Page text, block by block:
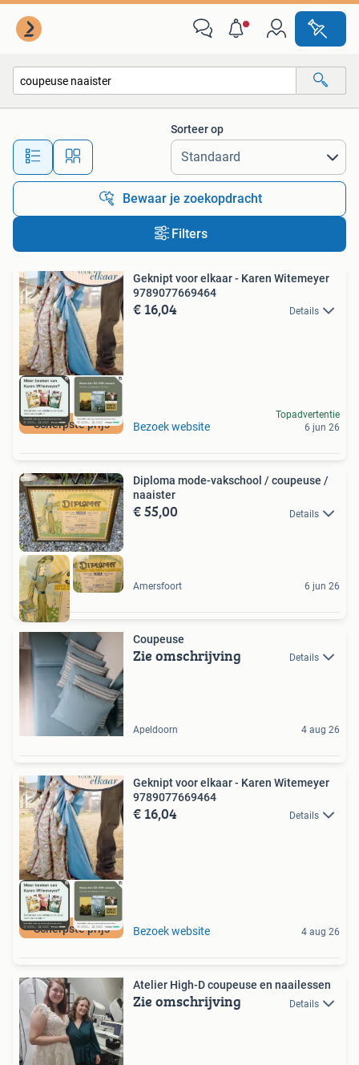
Alle afstanden…
Sorteer op
Bewaar je zoekopdracht
Filters
Scherpste prijs
Geknipt voor elkaar - Karen Witemeyer
9789077669464
€ 16,04 Details
Bezoek website
Topadvertentie
6 jun 26
Diploma mode-vakschool / coupeuse /
naaister
€ 55,00 Details
Amersfoort 6 jun 26
Coupeuse
Zie omschrijving Details
Apeldoorn 4 aug 26
Scherpste prijs
Geknipt voor elkaar - Karen Witemeyer
9789077669464
€ 16,04 Details
Bezoek website 4 aug 26
Atelier High-D coupeuse en naailessen
Zie omschrijving Details